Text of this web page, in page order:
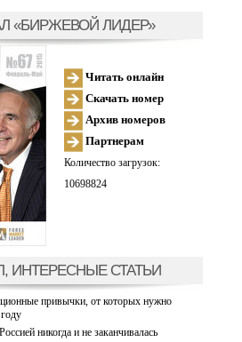
«БИРЖЕВОЙ ЛИДЕР»
Читать онлайн
Скачать номер
Архив номеров
Партнерам
Количество загрузок:
10698824
ИНТЕРЕСНЫЕ СТАТЬИ
привычки, от которых нужно
никогда и не заканчивалась